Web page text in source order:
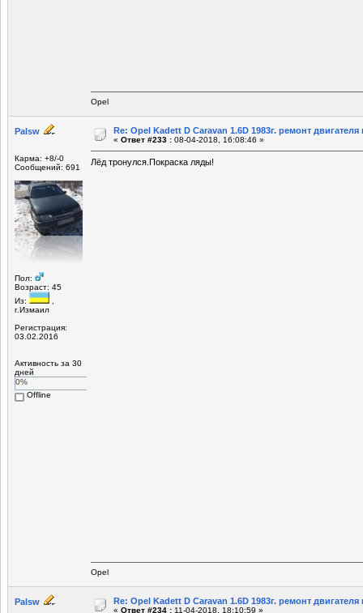
Opel
Palsw
Карма: +8/-0
Сообщений: 691
Пол:
Возраст: 45
Из:
г.Измаил
Регистрация:
03.02.2016
Активность за 30
дней
0%
Offline
Re: Opel Kadett D Caravan 1.6D 1983г. ремонт двигателя
« Ответ #233 : 08-04-2018, 16:08:46 »
Лёд тронулся.Покраска ляды!
Opel
Palsw Re: Opel Kadett D Caravan 1.6D 1983г. ремонт двигателя
« Ответ #234 : 11-04-2018, 18:10:59 »